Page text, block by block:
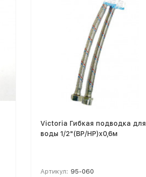
Victoria Гибкая подводка для
воды 1/2"(ВР/НР)х0,6м
Артикул: 95-060